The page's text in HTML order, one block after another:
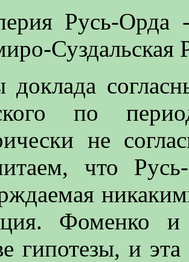
Русь-
Суздальская
доклада
по
не
что
Фоменко
гипотезы, и